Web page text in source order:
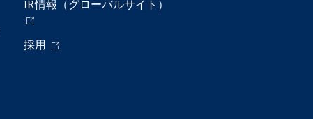
IR情報（グローバルサイト）
採用